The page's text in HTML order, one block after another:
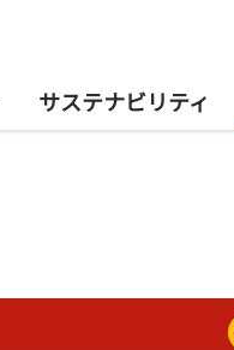
サステナビリティ